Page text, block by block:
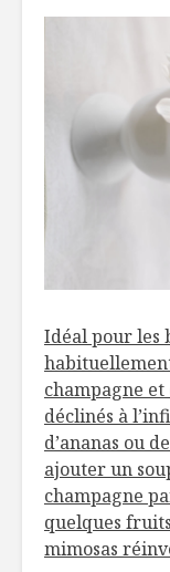
Idéal pour les
champagne et
déclinés à
d’ananas ou
ajouter un
champagne
quelques
mimosas